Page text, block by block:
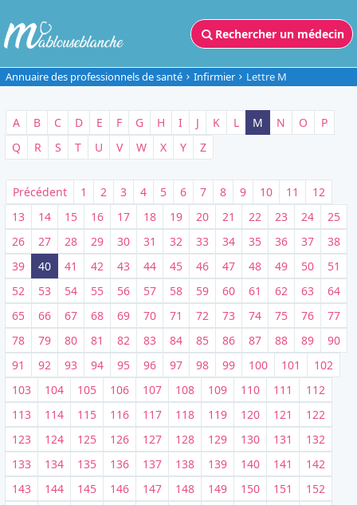
Rechercher un médecin
Annuaire des professionnels de santé Infirmier Lettre M
A B C D E F G H I J K L M N O
P
Q
R S T U V W X Y Z
Précédent 1 2 3 4 5 6 7 8 9 10 11
12
13
14 15 16 17 18 19 20 21 22 23 24
25
26
27 28 29 30 31 32 33 34 35 36 37
38
39
40 41 42 43 44 45 46 47 48 49 50
51
52
53 54 55 56 57 58 59 60 61 62 63
64
65
66 67 68 69 70 71 72 73 74 75 76
77
78
79 80 81 82 83 84 85 86 87 88 89
90
91
92 93 94 95 96 97 98 99 100 101
102
103
104 105 106 107 108 109 110 111
112
113
114 115 116 117 118 119 120 121
122
123
124 125 126 127 128 129 130 131
132
133
134 135 136 137 138 139 140 141
142
143
144 145 146 147 148 149 150 151
152